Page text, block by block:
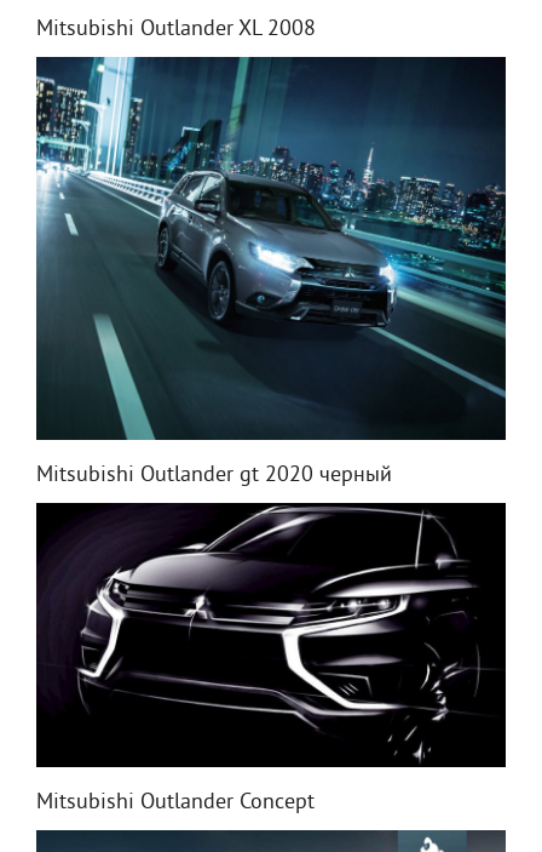
Mitsubishi Outlander XL 2008
Mitsubishi Outlander gt 2020 черный
Mitsubishi Outlander Concept